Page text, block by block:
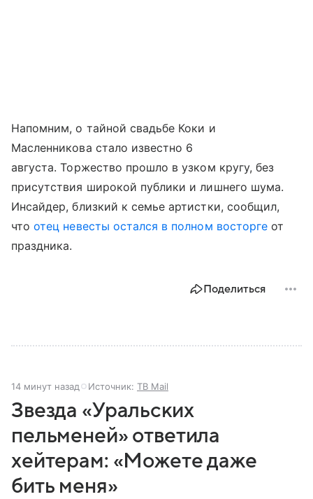
Напомним, о тайной свадьбе Коки и
Масленникова стало известно 6
августа. Торжество прошло в узком кругу, без
присутствия широкой публики и лишнего шума.
Инсайдер, близкий к семье артистки, сообщил,
чтоотец невесты остался в полном восторге от
праздника.
Поделиться
14 минут назад Источник: ТВ Mail
Звезда «Уральских
пельменей» ответила
хейтерам: «Можете даже
бить меня»